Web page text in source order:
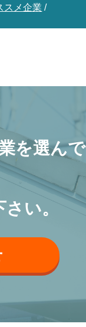
スメ企業 /
を選んで
い。